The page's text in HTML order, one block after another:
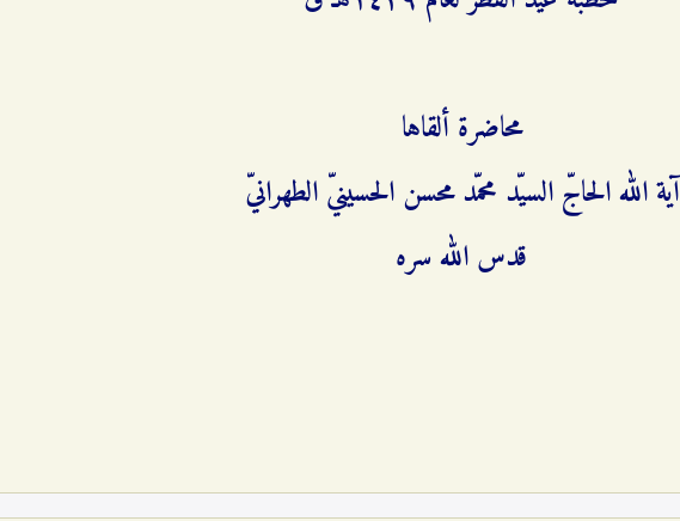
محاضرة ألقاها
آية الله الحاجّ السيّد محمّد محسن الحسينيّ الطهرانيّ
قدس الله سره